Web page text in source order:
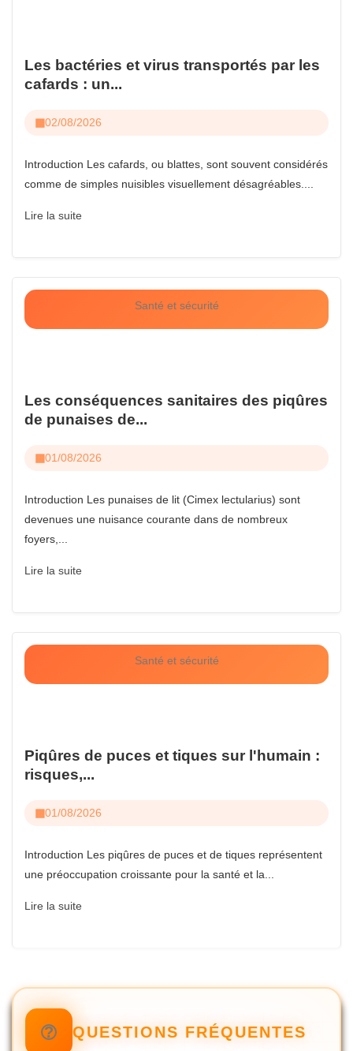
Les bactéries et virus transportés par les
cafards : un...
02/08/2026
Introduction Les cafards, ou blattes, sont souvent considérés
comme de simples nuisibles visuellement désagréables....
Lire la suite
Santé et sécurité
Les conséquences sanitaires des piqûres
de punaises de...
01/08/2026
Introduction Les punaises de lit (Cimex lectularius) sont
devenues une nuisance courante dans de nombreux
foyers,...
Lire la suite
Santé et sécurité
Piqûres de puces et tiques sur l'humain :
risques,...
01/08/2026
Introduction Les piqûres de puces et de tiques représentent
une préoccupation croissante pour la santé et la...
Lire la suite
QUESTIONS FRÉQUENTES